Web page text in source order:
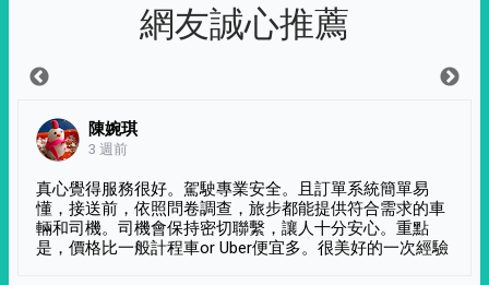
網友誠心推薦
陳婉琪
3 週前
真心覺得服務很好。駕駛專業安全。且訂單系統簡單易
懂，接送前，依照問卷調查，旅步都能提供符合需求的車
輛和司機。司機會保持密切聯繫，讓人十分安心。重點
是，價格比一般計程車or Uber便宜多。很美好的一次經驗